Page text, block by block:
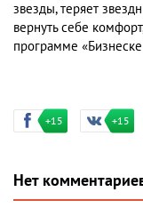
звезды, теряет
вернуть себе
программе
+15 +15
Нет